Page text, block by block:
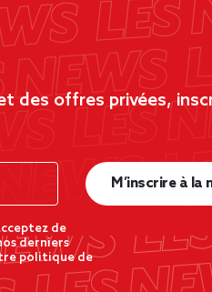
des offres privées,
de
derniers
politique de
M’inscrire à la